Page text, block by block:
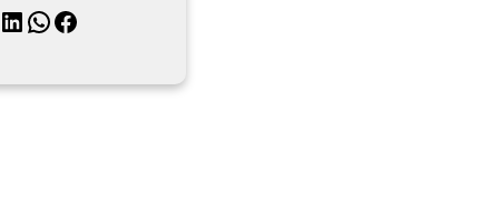
LinkedIn WhatsApp Facebook